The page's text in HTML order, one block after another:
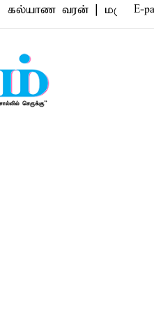
வரன் | மருத்துவம் | E-